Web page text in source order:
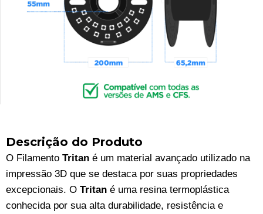
Descrição do Produto
O Filamento Tritan é um material avançado utilizado na
impressão 3D que se destaca por suas propriedades
excepcionais. O Tritan é uma resina termoplástica
conhecida por sua alta durabilidade, resistência e